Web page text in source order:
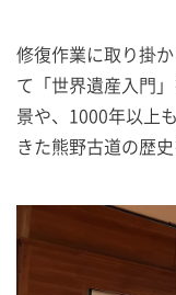
修復作業に取り掛
て「世界遺産入門
景や、1000年以上
きた熊野古道の歴史